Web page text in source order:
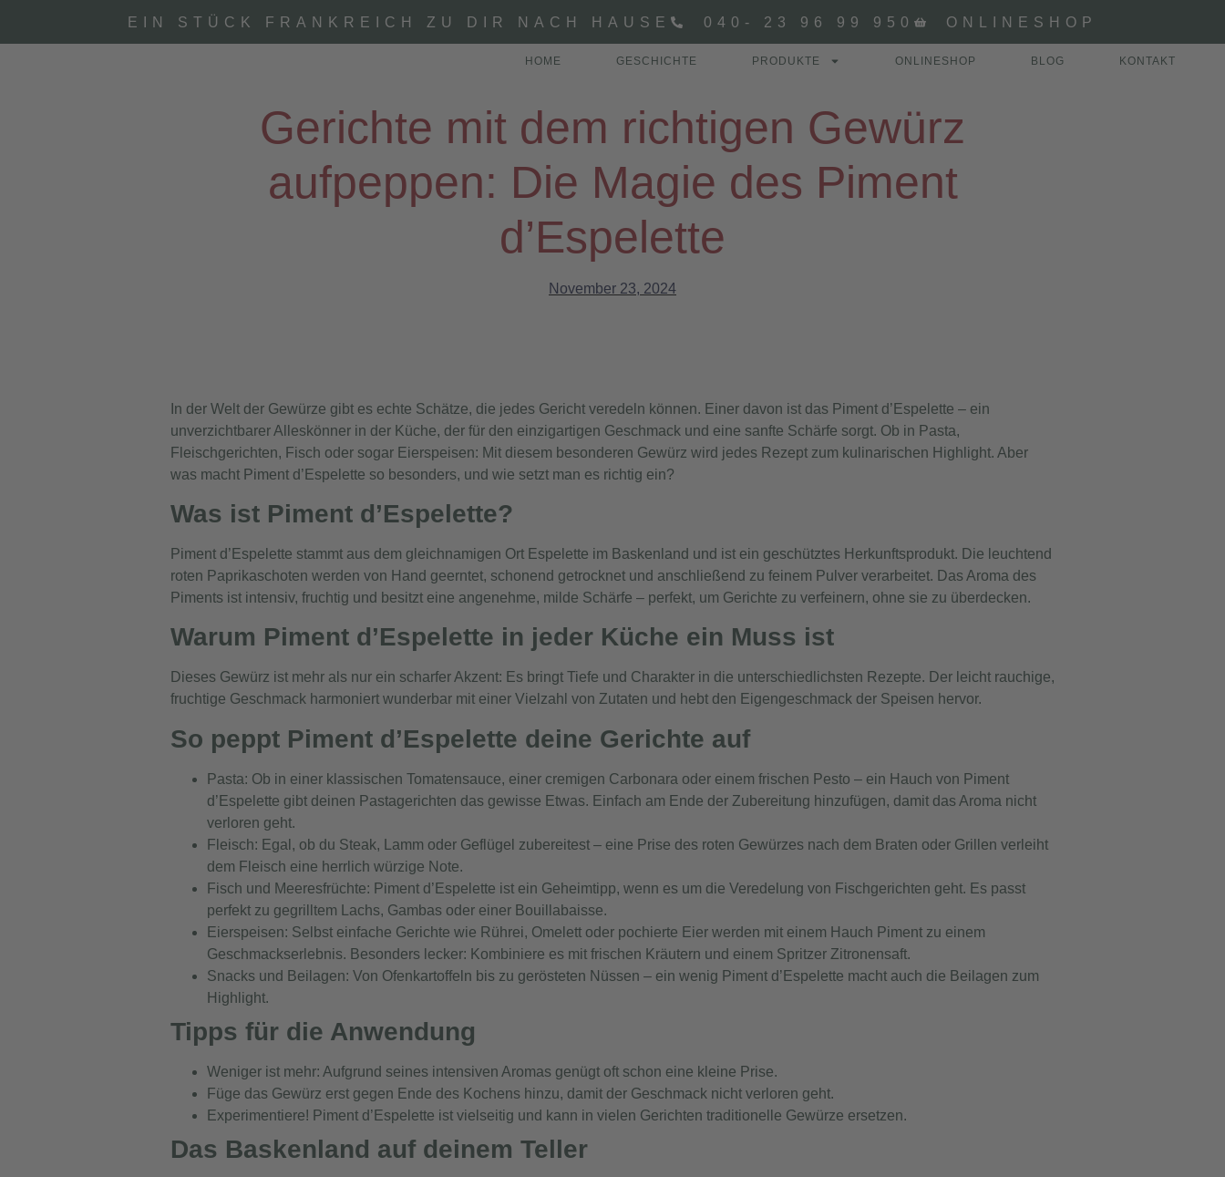
EIN STÜCK FRANKREICH ZU DIR NACH HAUSE 040- 23 96 99 950 ONLINESHOP
HOME GESCHICHTE PRODUKTE ONLINESHOP BLOG KONTAKT
Gerichte mit dem richtigen Gewürz
aufpeppen: Die Magie des Piment
d’Espelette
November 23, 2024
In der Welt der Gewürze gibt es echte Schätze, die jedes Gericht veredeln können. Einer davon ist das Piment d’Espelette – ein
unverzichtbarer Alleskönner in der Küche, der für den einzigartigen Geschmack und eine sanfte Schärfe sorgt. Ob in Pasta,
Fleischgerichten, Fisch oder sogar Eierspeisen: Mit diesem besonderen Gewürz wird jedes Rezept zum kulinarischen Highlight. Aber
was macht Piment d’Espelette so besonders, und wie setzt man es richtig ein?
Was ist Piment d’Espelette?
Piment d’Espelette stammt aus dem gleichnamigen Ort Espelette im Baskenland und ist ein geschütztes Herkunftsprodukt. Die leuchtend
roten Paprikaschoten werden von Hand geerntet, schonend getrocknet und anschließend zu feinem Pulver verarbeitet. Das Aroma des
Piments ist intensiv, fruchtig und besitzt eine angenehme, milde Schärfe – perfekt, um Gerichte zu verfeinern, ohne sie zu überdecken.
Warum Piment d’Espelette in jeder Küche ein Muss ist
Dieses Gewürz ist mehr als nur ein scharfer Akzent: Es bringt Tiefe und Charakter in die unterschiedlichsten Rezepte. Der leicht rauchige,
fruchtige Geschmack harmoniert wunderbar mit einer Vielzahl von Zutaten und hebt den Eigengeschmack der Speisen hervor.
So peppt Piment d’Espelette deine Gerichte auf
Pasta: Ob in einer klassischen Tomatensauce, einer cremigen Carbonara oder einem frischen Pesto – ein Hauch von Piment
d’Espelette gibt deinen Pastagerichten das gewisse Etwas. Einfach am Ende der Zubereitung hinzufügen, damit das Aroma nicht
verloren geht.
Fleisch: Egal, ob du Steak, Lamm oder Geflügel zubereitest – eine Prise des roten Gewürzes nach dem Braten oder Grillen verleiht
dem Fleisch eine herrlich würzige Note.
Fisch und Meeresfrüchte: Piment d’Espelette ist ein Geheimtipp, wenn es um die Veredelung von Fischgerichten geht. Es passt
perfekt zu gegrilltem Lachs, Gambas oder einer Bouillabaisse.
Eierspeisen: Selbst einfache Gerichte wie Rührei, Omelett oder pochierte Eier werden mit einem Hauch Piment zu einem
Geschmackserlebnis. Besonders lecker: Kombiniere es mit frischen Kräutern und einem Spritzer Zitronensaft.
Snacks und Beilagen: Von Ofenkartoffeln bis zu gerösteten Nüssen – ein wenig Piment d’Espelette macht auch die Beilagen zum
Highlight.
Tipps für die Anwendung
Weniger ist mehr: Aufgrund seines intensiven Aromas genügt oft schon eine kleine Prise.
Füge das Gewürz erst gegen Ende des Kochens hinzu, damit der Geschmack nicht verloren geht.
Experimentiere! Piment d’Espelette ist vielseitig und kann in vielen Gerichten traditionelle Gewürze ersetzen.
Das Baskenland auf deinem Teller